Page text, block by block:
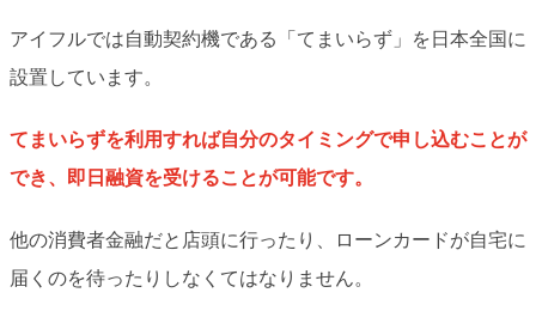
アイフルでは自動契約機である「てまいらず」を日本全国に
設置しています。
てまいらずを利用すれば自分のタイミングで申し込むことが
でき、即日融資を受けることが可能です。
他の消費者金融だと店頭に行ったり、ローンカードが自宅に
届くのを待ったりしなくてはなりません。